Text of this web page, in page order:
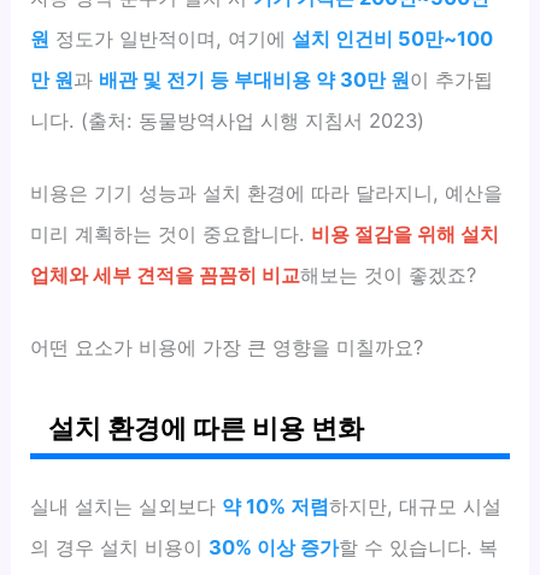
원 정도가 일반적이며, 여기에설치 인건비 50만~100
만 원과 배관 및 전기 등 부대비용 약 30만 원이 추가됩
니다. (출처: 동물방역사업 시행 지침서 2023)
비용은 기기 성능과 설치 환경에 따라 달라지니, 예산을
미리 계획하는 것이 중요합니다. 비용 절감을 위해 설치
업체와 세부 견적을 꼼꼼히 비교해보는 것이 좋겠죠?
어떤 요소가 비용에 가장 큰 영향을 미칠까요?
설치 환경에 따른 비용 변화
실내 설치는 실외보다 약 10% 저렴하지만, 대규모 시설
의 경우 설치 비용이 30% 이상 증가할 수 있습니다. 복